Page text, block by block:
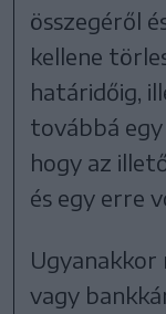
összegéről
kellene
határidőig,
továbbá
hogy az
és egy erre
Ugyanakkor
vagy